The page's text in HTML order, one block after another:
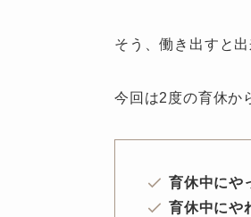
そう、働き出すと
今回は2度の育休か
育休中にや
育休中にや